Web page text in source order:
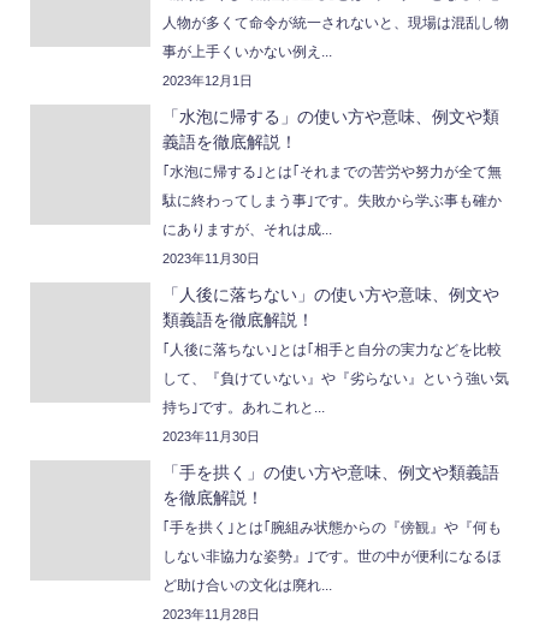
人物が多くて命令が統一されないと、現場は混乱し物
事が上手くいかない例え...
2023年12月1日
「水泡に帰する」の使い方や意味、例文や類
義語を徹底解説！
｢水泡に帰する｣とは｢それまでの苦労や努力が全て無
駄に終わってしまう事｣です。失敗から学ぶ事も確か
にありますが、それは成...
2023年11月30日
「人後に落ちない」の使い方や意味、例文や
類義語を徹底解説！
｢人後に落ちない｣とは｢相手と自分の実力などを比較
して、『負けていない』や『劣らない』という強い気
持ち｣です。あれこれと...
2023年11月30日
「手を拱く」の使い方や意味、例文や類義語
を徹底解説！
｢手を拱く｣とは｢腕組み状態からの『傍観』や『何も
しない非協力な姿勢』｣です。世の中が便利になるほ
ど助け合いの文化は廃れ...
2023年11月28日